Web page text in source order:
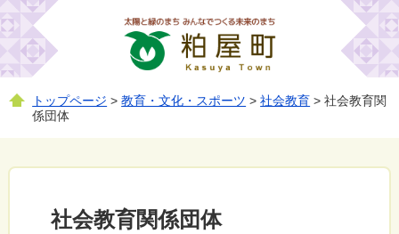
トップページ >教育・文化・スポーツ >社会教育 > 社会教育関
係団体
社会教育関係団体